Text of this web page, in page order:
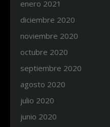
enero 2021
diciembre 2020
noviembre 2020
octubre 2020
septiembre 2020
agosto 2020
julio 2020
junio 2020